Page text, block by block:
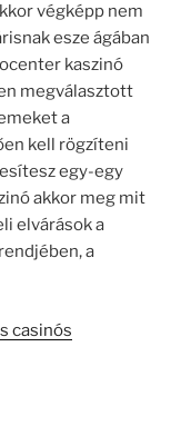
végképp nem
esze ágában
kaszinó
megválasztott
a
kell rögzíteni
egy-egy
akkor meg mit
elvárások a
a
casinós